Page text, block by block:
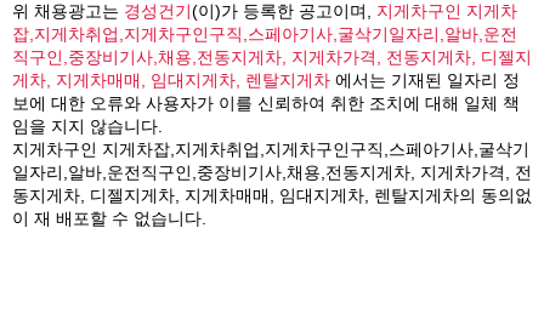
위 채용광고는 경성건기(이)가 등록한 공고이며, 지게차구인 지게차
잡,지게차취업,지게차구인구직,스페아기사,굴삭기일자리,알바,운전
직구인,중장비기사,채용,전동지게차, 지게차가격, 전동지게차, 디젤지
게차, 지게차매매, 임대지게차, 렌탈지게차 에서는 기재된 일자리 정
보에 대한 오류와 사용자가 이를 신뢰하여 취한 조치에 대해 일체 책
임을 지지 않습니다.
지게차구인 지게차잡,지게차취업,지게차구인구직,스페아기사,굴삭기
일자리,알바,운전직구인,중장비기사,채용,전동지게차, 지게차가격, 전
동지게차, 디젤지게차, 지게차매매, 임대지게차, 렌탈지게차의 동의없
이 재 배포할 수 없습니다.